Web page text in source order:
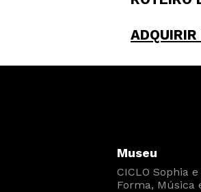
Museu
CICLO Sophia
Forma, Música